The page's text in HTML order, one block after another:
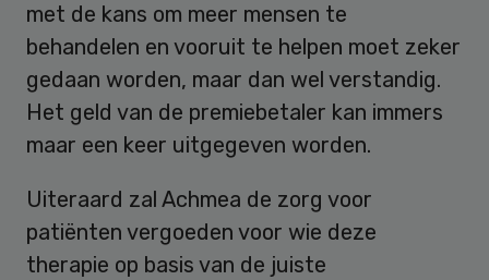
met de kans om meer mensen te
behandelen en vooruit te helpen moet zeker
gedaan worden, maar dan wel verstandig.
Het geld van de premiebetaler kan immers
maar een keer uitgegeven worden.
Uiteraard zal Achmea de zorg voor
patiënten vergoeden voor wie deze
therapie op basis van de juiste